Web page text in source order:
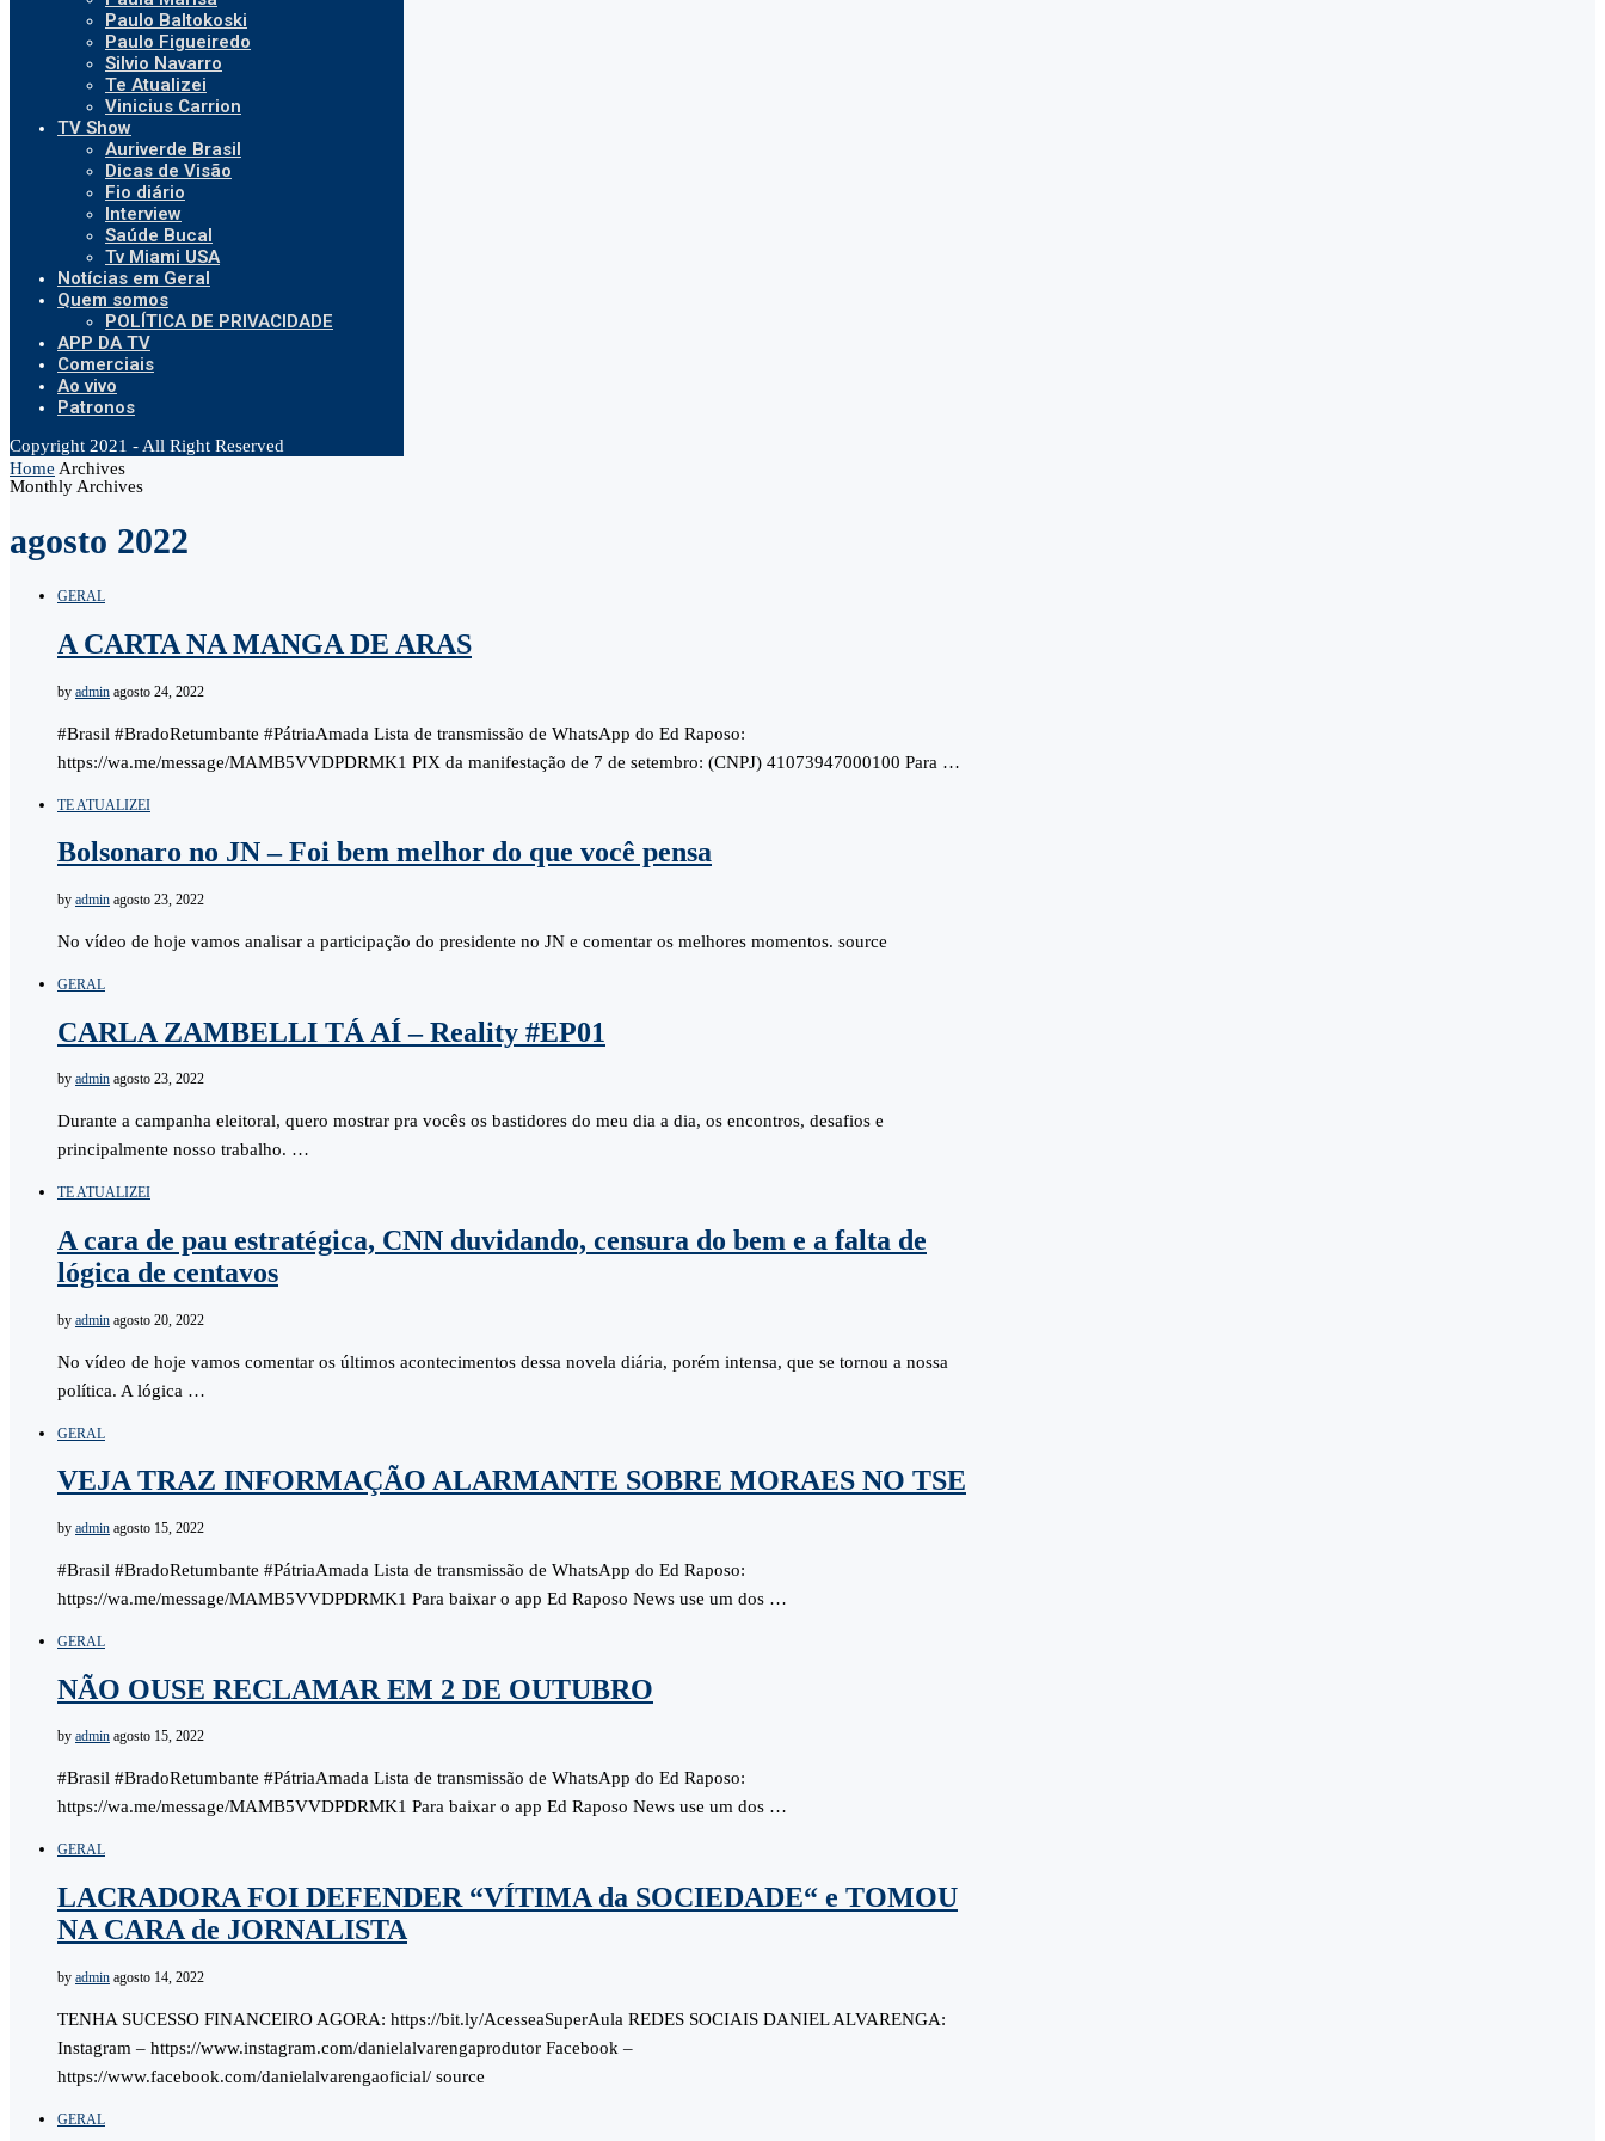
Paulo Baltokoski
Paulo Figueiredo
Silvio Navarro
Te Atualizei
Vinicius Carrion
TV Show
Auriverde Brasil
Dicas de Visão
Fio diário
Interview
Saúde Bucal
Tv Miami USA
Notícias em Geral
Quem somos
POLÍTICA DE PRIVACIDADE
APP DA TV
Comerciais
Ao vivo
Patronos
Copyright 2021 - All Right Reserved
Home Archives
Monthly Archives
agosto 2022
GERAL
A CARTA NA MANGA DE ARAS
by admin agosto 24, 2022
#Brasil #BradoRetumbante #PátriaAmada Lista de transmissão de WhatsApp do Ed Raposo:
https://wa.me/message/MAMB5VVDPDRMK1 PIX da manifestação de 7 de setembro: (CNPJ) 41073947000100 Para …
TE ATUALIZEI
Bolsonaro no JN – Foi bem melhor do que você pensa
by admin agosto 23, 2022
No vídeo de hoje vamos analisar a participação do presidente no JN e comentar os melhores momentos. source
GERAL
CARLA ZAMBELLI TÁ AÍ – Reality #EP01
by admin agosto 23, 2022
Durante a campanha eleitoral, quero mostrar pra vocês os bastidores do meu dia a dia, os encontros, desafios e
principalmente nosso trabalho. …
TE ATUALIZEI
A cara de pau estratégica, CNN duvidando, censura do bem e a falta de
lógica de centavos
by admin agosto 20, 2022
No vídeo de hoje vamos comentar os últimos acontecimentos dessa novela diária, porém intensa, que se tornou a nossa
política. A lógica …
GERAL
VEJA TRAZ INFORMAÇÃO ALARMANTE SOBRE MORAES NO TSE
by admin agosto 15, 2022
#Brasil #BradoRetumbante #PátriaAmada Lista de transmissão de WhatsApp do Ed Raposo:
https://wa.me/message/MAMB5VVDPDRMK1 Para baixar o app Ed Raposo News use um dos …
GERAL
NÃO OUSE RECLAMAR EM 2 DE OUTUBRO
by admin agosto 15, 2022
#Brasil #BradoRetumbante #PátriaAmada Lista de transmissão de WhatsApp do Ed Raposo:
https://wa.me/message/MAMB5VVDPDRMK1 Para baixar o app Ed Raposo News use um dos …
GERAL
LACRADORA FOI DEFENDER “VÍTIMA da SOCIEDADE“ e TOMOU
NA CARA de JORNALISTA
by admin agosto 14, 2022
TENHA SUCESSO FINANCEIRO AGORA: https://bit.ly/AcesseaSuperAula REDES SOCIAIS DANIEL ALVARENGA:
Instagram – https://www.instagram.com/danielalvarengaprodutor Facebook –
https://www.facebook.com/danielalvarengaoficial/ source
GERAL